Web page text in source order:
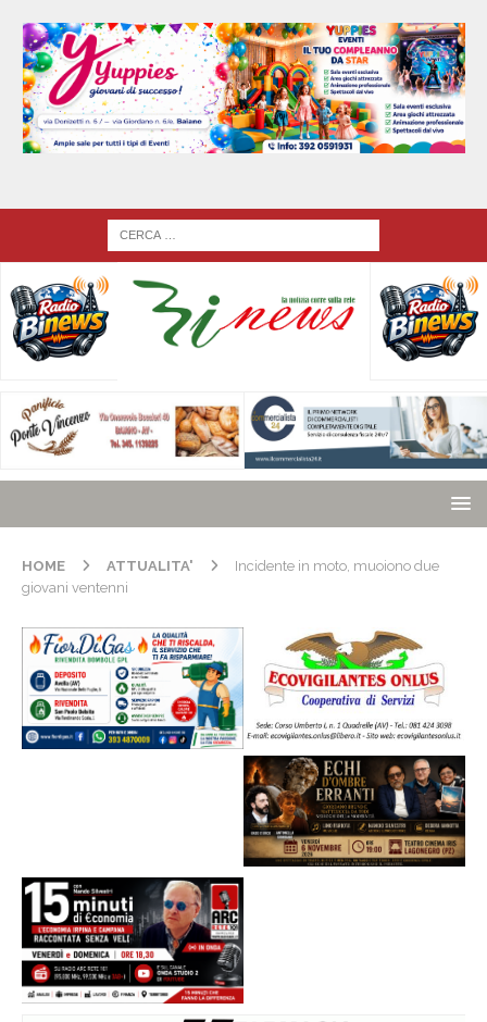
HOME ATTUALITA'
Incidente in moto, muoiono due
giovani ventenni